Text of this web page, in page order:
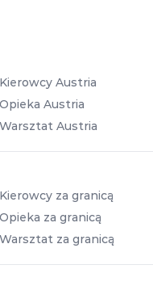
Kierowcy Austria
Opieka Austria
Warsztat Austria
Kierowcy za granicą
Opieka za granicą
Warsztat za granicą